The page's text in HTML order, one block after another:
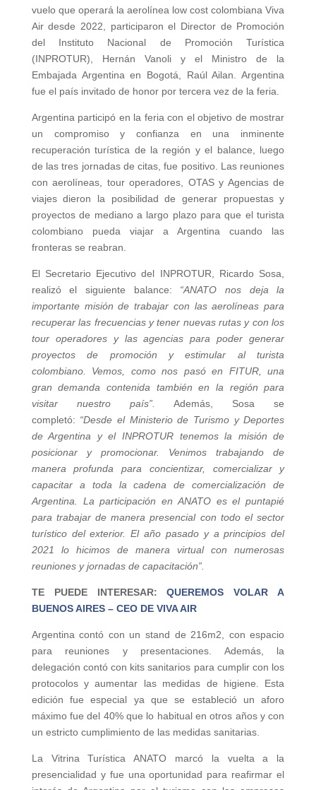
vuelo que operará la aerolínea low cost colombiana Viva
Air desde 2022, participaron el Director de Promoción
del Instituto Nacional de Promoción Turística
(INPROTUR), Hernán Vanoli y el Ministro de la
Embajada Argentina en Bogotá, Raúl Ailan. Argentina
fue el país invitado de honor por tercera vez de la feria.
Argentina participó en la feria con el objetivo de mostrar
un compromiso y confianza en una inminente
recuperación turística de la región y el balance, luego
de las tres jornadas de citas, fue positivo. Las reuniones
con aerolíneas, tour operadores, OTAS y Agencias de
viajes dieron la posibilidad de generar propuestas y
proyectos de mediano a largo plazo para que el turista
colombiano pueda viajar a Argentina cuando las
fronteras se reabran.
El Secretario Ejecutivo del INPROTUR, Ricardo Sosa,
realizó el siguiente balance: “ANATO nos deja la
importante misión de trabajar con las aerolíneas para
recuperar las frecuencias y tener nuevas rutas y con los
tour operadores y las agencias para poder generar
proyectos de promoción y estimular al turista
colombiano. Vemos, como nos pasó en FITUR, una
gran demanda contenida también en la región para
visitar nuestro país”.
Además, Sosa se
completó: “Desde el Ministerio de Turismo y Deportes
de Argentina y el INPROTUR tenemos la misión de
posicionar y promocionar. Venimos trabajando de
manera profunda para concientizar, comercializar y
capacitar a toda la cadena de comercialización de
Argentina. La participación en ANATO es el puntapié
para trabajar de manera presencial con todo el sector
turístico del exterior. El año pasado y a principios del
2021 lo hicimos de manera virtual con numerosas
reuniones y jornadas de capacitación”.
TE PUEDE INTERESAR:QUEREMOS VOLAR A
BUENOS AIRES – CEO DE VIVA AIR
Argentina contó con un stand de 216m2, con espacio
para reuniones y presentaciones. Además, la
delegación contó con kits sanitarios para cumplir con los
protocolos y aumentar las medidas de higiene. Esta
edición fue especial ya que se estableció un aforo
máximo fue del 40% que lo habitual en otros años y con
un estricto cumplimiento de las medidas sanitarias.
La Vitrina Turística ANATO marcó la vuelta a la
presencialidad y fue una oportunidad para reafirmar el